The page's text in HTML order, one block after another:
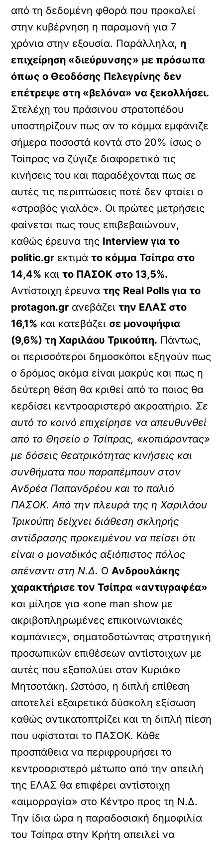
από τη δεδομένη φθορά που προκαλεί
στην κυβέρνηση η παραμονή για 7
χρόνια στην εξουσία. Παράλληλα, η
επιχείρηση «διεύρυνσης» με πρόσωπα
όπως ο Θεοδόσης Πελεγρίνης δεν
επέτρεψε στη «βελόνα» να ξεκολλήσει.
Στελέχη του πράσινου στρατοπέδου
υποστηρίζουν πως αν το κόμμα εμφάνιζε
σήμερα ποσοστά κοντά στο 20% ίσως ο
Τσίπρας να ζύγιζε διαφορετικά τις
κινήσεις του και παραδέχονται πως σε
αυτές τις περιπτώσεις ποτέ δεν φταίει ο
«στραβός γιαλός». Οι πρώτες μετρήσεις
φαίνεται πως τους επιβεβαιώνουν,
καθώς έρευνα της Interview για το
politic.gr εκτιμάτο κόμμα Τσίπρα στο
14,4% καιτο ΠΑΣΟΚ στο 13,5%.
Αντίστοιχη έρευνατης Real Polls για το
protagon.gr ανεβάζειτην ΕΛΑΣ στο
16,1% και κατεβάζει σε μονοψήφια
(9,6%) τη Χαριλάου Τρικούπη. Πάντως,
οι περισσότεροι δημοσκόποι εξηγούν πως
ο δρόμος ακόμα είναι μακρύς και πως η
δεύτερη θέση θα κριθεί από το ποιος θα
κερδίσει κεντροαριστερό ακροατήριο. Σε
αυτό το κοινό επιχείρησε να απευθυνθεί
από το Θησείο ο Τσίπρας, «κοπιάροντας»
με δόσεις θεατρικότητας κινήσεις και
συνθήματα που παραπέμπουν στον
Ανδρέα Παπανδρέου και το παλιό
ΠΑΣΟΚ. Από την πλευρά της η Χαριλάου
Τρικούπη δείχνει διάθεση σκληρής
αντίδρασης προκειμένου να πείσει ότι
είναι ο μοναδικός αξιόπιστος πόλος
απέναντι στη Ν.Δ. Ο Ανδρουλάκης
χαρακτήρισε τον Τσίπρα «αντιγραφέα»
και μίλησε για «one man show με
ακριβοπληρωμένες επικοινωνιακές
καμπάνιες», σηματοδοτώντας στρατηγική
προσωπικών επιθέσεων αντίστοιχων με
αυτές που εξαπολύει στον Κυριάκο
Μητσοτάκη. Ωστόσο, η διπλή επίθεση
αποτελεί εξαιρετικά δύσκολη εξίσωση
καθώς αντικατοπτρίζει και τη διπλή πίεση
που υφίσταται το ΠΑΣΟΚ. Κάθε
προσπάθεια να περιφρουρήσει το
κεντροαριστερό μέτωπο από την απειλή
της ΕΛΑΣ θα επιφέρει αντίστοιχη
«αιμορραγία» στο Κέντρο προς τη Ν.Δ.
Την ίδια ώρα η παραδοσιακή δημοφιλία
του Τσίπρα στην Κρήτη απειλεί να